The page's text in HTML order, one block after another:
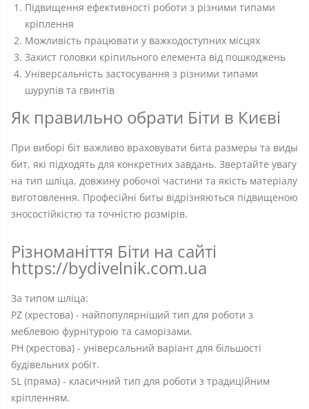
Підвищення ефективності роботи з різними типами
кріплення
Можливість працювати у важкодоступних місцях
Захист головки кріпильного елемента від пошкоджень
Універсальність застосування з різними типами
шурупів та гвинтів
Як правильно обрати Біти в Києві
При виборі біт важливо враховувати бита размеры та виды
бит, які підходять для конкретних завдань. Звертайте увагу
на тип шліца, довжину робочої частини та якість матеріалу
виготовлення. Професійні биты відрізняються підвищеною
зносостійкістю та точністю розмірів.
Різноманіття Біти на сайті
https://bydivelnik.com.ua
За типом шліца:
PZ (хрестова) - найпопулярніший тип для роботи з
меблевою фурнітурою та саморізами.
РН (хрестова) - універсальний варіант для більшості
будівельних робіт.
SL (пряма) - класичний тип для роботи з традиційним
кріпленням.